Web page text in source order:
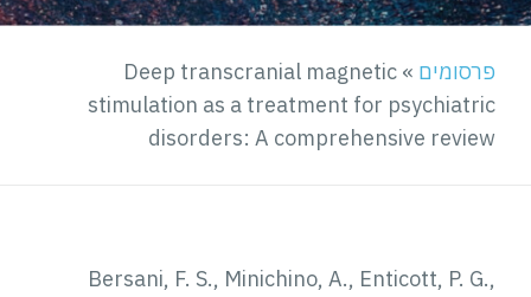
פרסומים »
Deep transcranial magnetic
stimulation as a treatment for psychiatric
disorders: A comprehensive review
Bersani, F. S., Minichino, A., Enticott, P. G.,